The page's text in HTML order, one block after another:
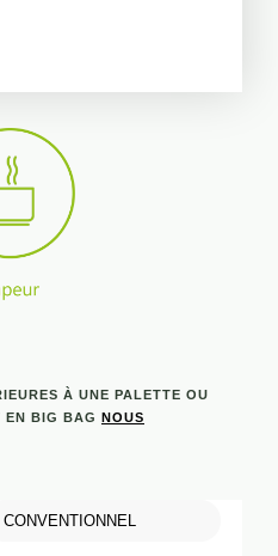
À UNE PALETTE OU
EN BIG BAG NOUS